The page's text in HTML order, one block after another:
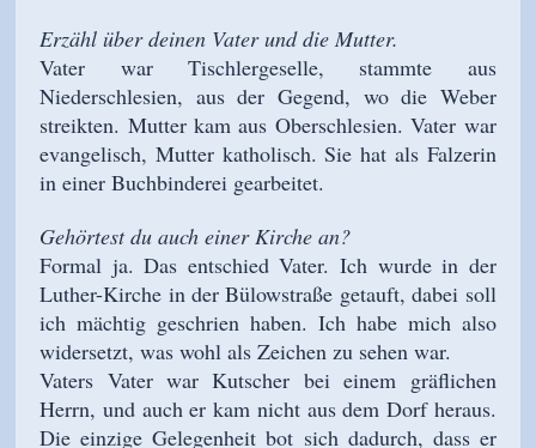
Erzähl über deinen Vater und die Mutter.
Vater war Tischlergeselle, stammte aus
Niederschlesien, aus der Gegend, wo die Weber
streikten. Mutter kam aus Oberschlesien. Vater war
evangelisch, Mutter katholisch. Sie hat als Falzerin
in einer Buchbinderei gearbeitet.
Gehörtest du auch einer Kirche an?
Formal ja. Das entschied Vater. Ich wurde in der
Luther-Kirche in der Bülowstraße getauft, dabei soll
ich mächtig geschrien haben. Ich habe mich also
widersetzt, was wohl als Zeichen zu sehen war.
Vaters Vater war Kutscher bei einem gräflichen
Herrn, und auch er kam nicht aus dem Dorf heraus.
Die einzige Gelegenheit bot sich dadurch, dass er